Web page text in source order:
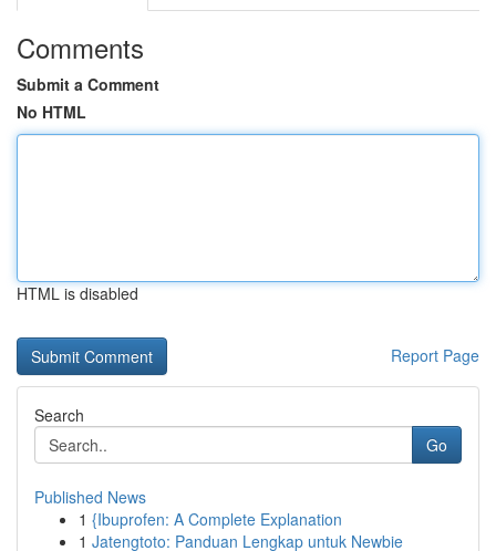
Comments
Submit a Comment
No HTML
HTML is disabled
Report Page
Search
Go
Published News
1 {Ibuprofen: A Complete Explanation
1 Jatengtoto: Panduan Lengkap untuk Newbie